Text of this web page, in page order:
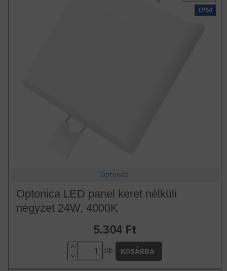
IP54
Optonica
Optonica LED panel keret nélküli
négyzet 24W, 4000K
5.304 Ft
Db KOSÁRBA